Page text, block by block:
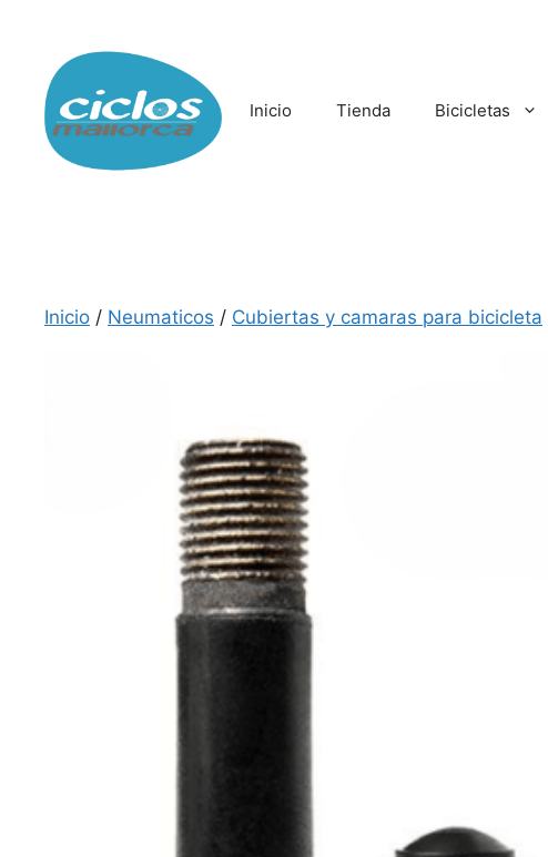
contenido
Inicio Tienda Bicicletas
Inicio / Neumaticos / Cubiertas y camaras para bicicleta